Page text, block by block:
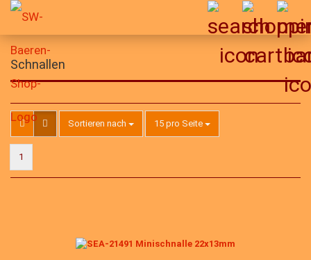
Schnallen
Sortieren nach
Sortieren nach 15 pro Seite
pro Seite
1